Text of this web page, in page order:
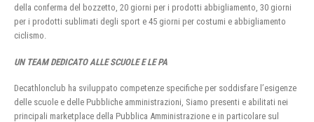
della conferma del bozzetto, 20 giorni per i prodotti abbigliamento, 30 giorni
per i prodotti sublimati degli sport e 45 giorni per costumi e abbigliamento
ciclismo.
UN TEAM DEDICATO ALLE SCUOLE E LE PA
Decathlonclub ha sviluppato competenze specifiche per soddisfare l’esigenze
delle scuole e delle Pubbliche amministrazioni, Siamo presenti e abilitati nei
principali marketplace della Pubblica Amministrazione e in particolare sul